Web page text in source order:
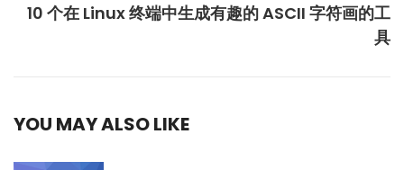
10 个在 Linux 终端中生成有趣的 ASCII 字符画的工
具
YOU MAY ALSO LIKE